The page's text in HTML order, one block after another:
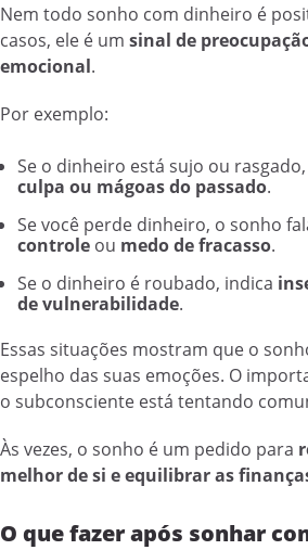
Nem todo sonho com dinheiro é
casos, ele é um sinal de
emocional.
Por exemplo:
Se o dinheiro está sujo ou
culpa ou mágoas do passado.
Se você perde dinheiro, o sonho
controle ou medo de fracasso.
Se o dinheiro é roubado, indica
de vulnerabilidade.
Essas situações mostram que o
espelho das suas emoções. O
o subconsciente está tentando
Às vezes, o sonho é um pedido para
melhor de si e equilibrar as
O que fazer após sonhar